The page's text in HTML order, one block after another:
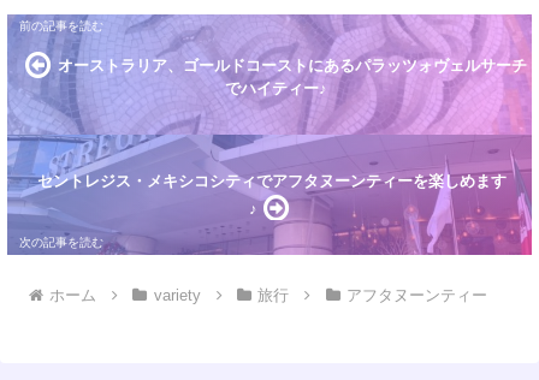
オーストラリア、ゴールドコーストにあるパラッツォヴェルサーチ
でハイティー♪
セントレジス・メキシコシティでアフタヌーンティーを楽しめます
♪
ホーム variety 旅行 アフタヌーンティー